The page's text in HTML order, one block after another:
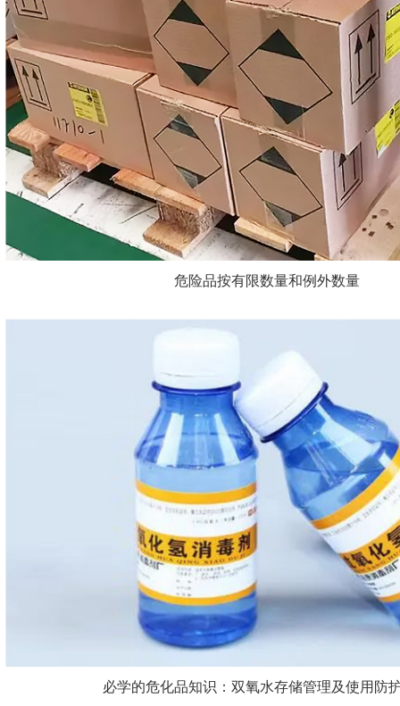
危险品按有限数量和例外数量
必学的危化品知识：双氧水存储管理及使用防